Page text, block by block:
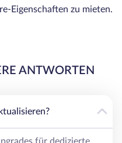
Eigenschaften zu mieten.
ANTWORTEN